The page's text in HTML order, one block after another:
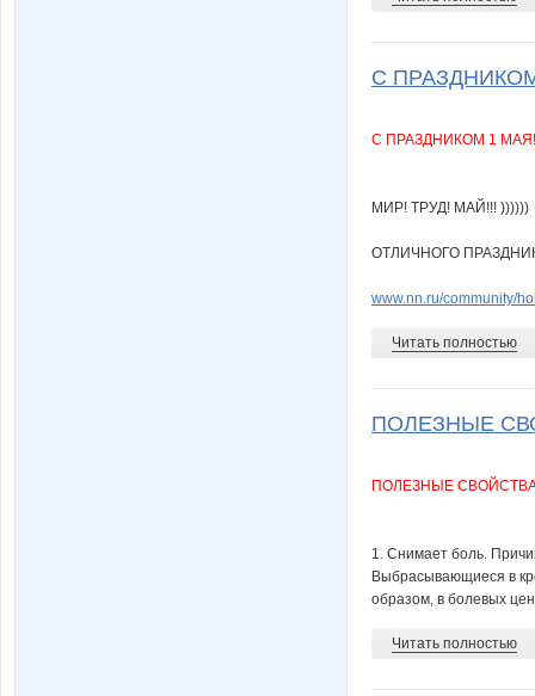
С
С ПРАЗДНИКОМ 1
МИР! ТРУД! МАЙ!!! ))))))
ОТЛИЧНОГО
www.nn.ru/community/
Читать полностью
ПОЛЕЗНЫЕ
ПОЛЕЗНЫЕ
1. Снимает боль.
Выбрасывающиеся в
образом, в болевых
Читать полностью